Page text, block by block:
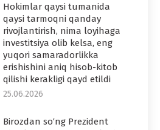
Hokimlar qaysi tumanida
qaysi tarmoqni qanday
rivojlantirish, nima loyihaga
investitsiya olib kelsa, eng
yuqori samaradorlikka
erishishini aniq hisob-kitob
qilishi kerakligi qayd etildi
25.06.2026
Birozdan so‘ng Prezident